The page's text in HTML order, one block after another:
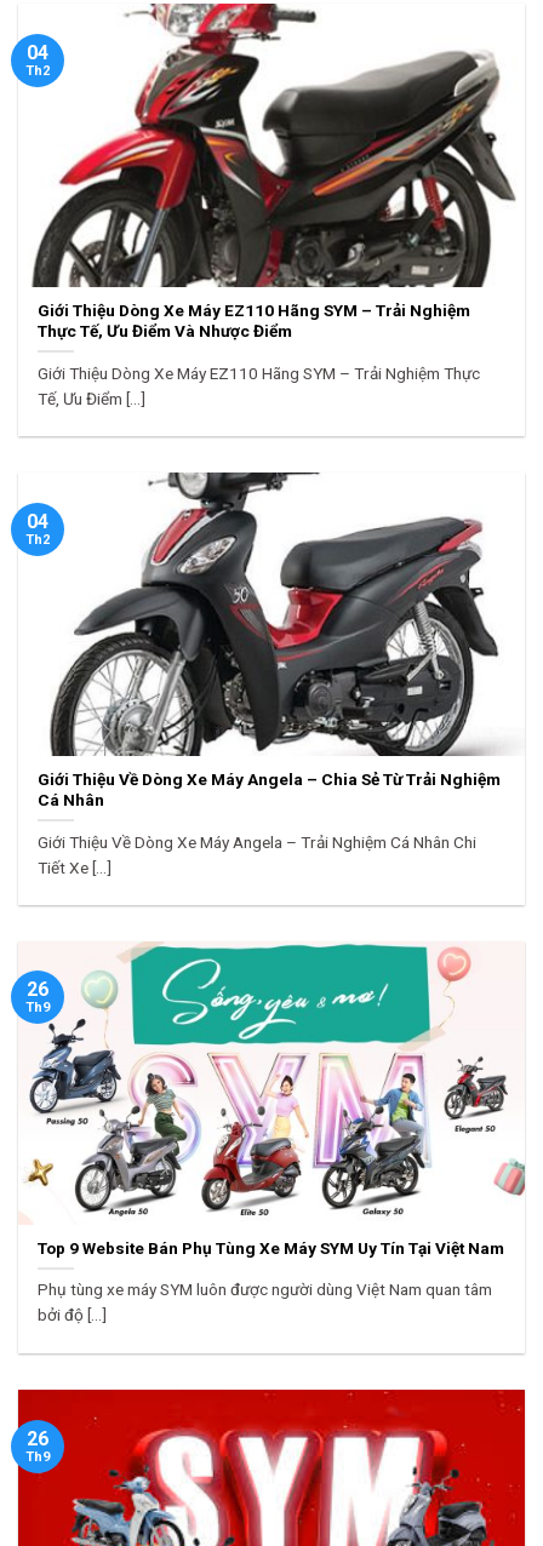
Giới Thiệu Dòng Xe Máy EZ110 Hãng SYM – Trải Nghiệm
Thực Tế, Ưu Điểm Và Nhược Điểm
Giới Thiệu Dòng Xe Máy EZ110 Hãng SYM – Trải Nghiệm Thực
Tế, Ưu Điểm [...]
04
Th2
Giới Thiệu Về Dòng Xe Máy Angela – Chia Sẻ Từ Trải Nghiệm
Cá Nhân
Giới Thiệu Về Dòng Xe Máy Angela – Trải Nghiệm Cá Nhân Chi
Tiết Xe [...]
04
Th2
Top 9 Website Bán Phụ Tùng Xe Máy SYM Uy Tín Tại Việt Nam
Phụ tùng xe máy SYM luôn được người dùng Việt Nam quan tâm
bởi độ [...]
26
Th9
26
Th9